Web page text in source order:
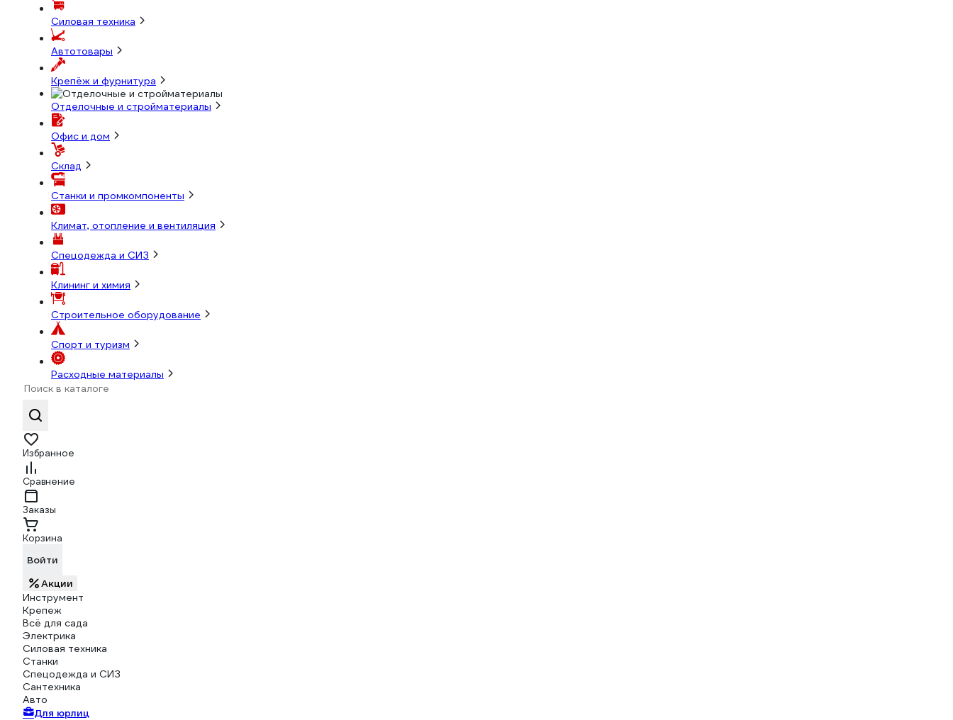
Силовая техника
Автотовары
Крепёж и фурнитура
Отделочные и стройматериалы
Офис и дом
Склад
Станки и промкомпоненты
Климат, отопление и вентиляция
Спецодежда и СИЗ
Клининг и химия
Строительное оборудование
Спорт и туризм
Расходные материалы
Избранное
Сравнение
Заказы
Корзина
Войти
Акции
Инструмент
Крепеж
Всё для сада
Электрика
Силовая техника
Станки
Спецодежда и СИЗ
Сантехника
Авто
Для юрлиц